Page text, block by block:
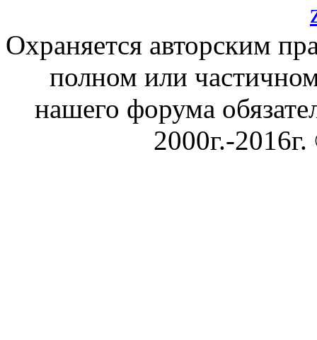
Охраняется авторским
полном или
нашего форума
2000г.-